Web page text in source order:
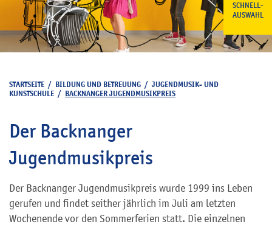
SCHNELL-
AUSWAHL
STARTSEITE / BILDUNG UND BETREUUNG /JUGENDMUSIK- UND
KUNSTSCHULE / BACKNANGER JUGENDMUSIKPREIS
Der Backnanger
Jugendmusikpreis
Der Backnanger Jugendmusikpreis wurde 1999 ins Leben
gerufen und findet seither jährlich im Juli am letzten
Wochenende vor den Sommerferien statt. Die einzelnen